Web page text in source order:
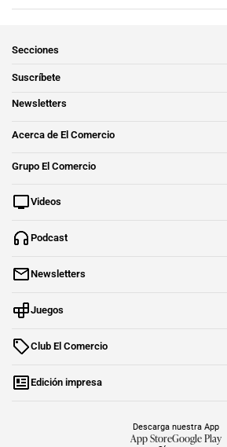
Secciones
Suscríbete
Newsletters
Acerca de El Comercio
Grupo El Comercio
Videos
Podcast
Newsletters
Juegos
Club El Comercio
Edición impresa
Descarga nuestra App
App StoreGoogle Play